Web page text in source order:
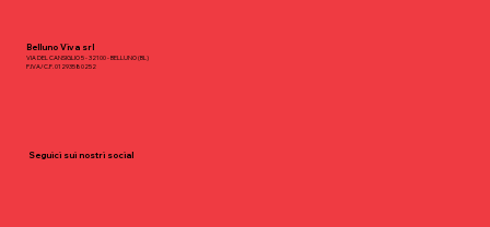
Belluno Viva srl
VIA DEL CANSIGLIO 5 - 32100 - BELLUNO (BL)
P.IVA/C.F. 01293580252
Seguici sui nostri social